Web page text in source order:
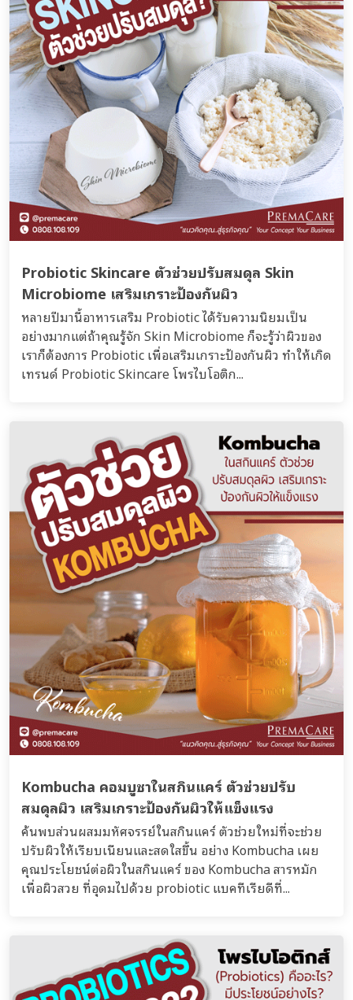
Probiotic Skincare ตัวช่วยปรับสมดุล Skin
Microbiome เสริมเกราะป้องกันผิว
หลายปีมานี้อาหารเสริม Probiotic ได้รับความนิยมเป็น
อย่างมากแต่ถ้าคุณรู้จัก Skin Microbiome ก็จะรู้ว่าผิวของ
เราก็ต้องการ Probiotic เพื่อเสริมเกราะป้องกันผิว ทำให้เกิด
เทรนด์ Probiotic Skincare โพรไบโอติก...
Kombucha คอมบูชาในสกินแคร์ ตัวช่วยปรับ
สมดุลผิว เสริมเกราะป้องกันผิวให้แข็งแรง
ค้นพบส่วนผสมมหัศจรรย์ในสกินแคร์ ตัวช่วยใหม่ที่จะช่วย
ปรับผิวให้เรียบเนียนและสดใสขึ้น อย่าง Kombucha เผย
คุณประโยชน์ต่อผิวในสกินแคร์ ของ Kombucha สารหมัก
เพื่อผิวสวย ที่อุดมไปด้วย probiotic แบคทีเรียดีที่...